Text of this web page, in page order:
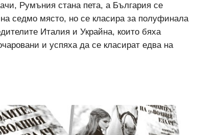
Румъния стана пета, а България се
седмо място, но се класира за полуфинала
Италия и Украйна, които бяха
и успяха да се класират едва на